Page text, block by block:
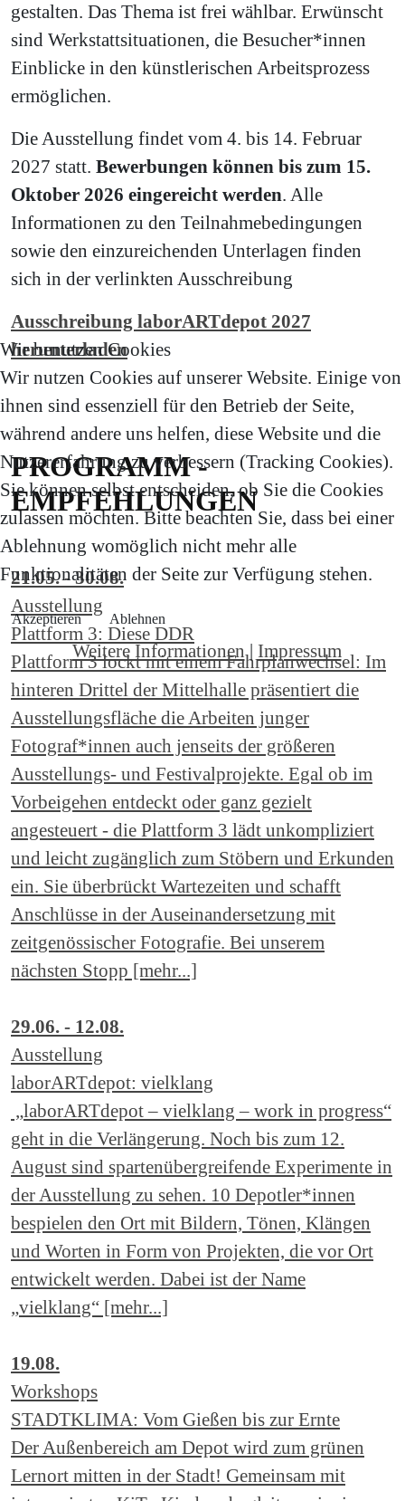
gestalten. Das Thema ist frei wählbar. Erwünscht
sind Werkstattsituationen, die Besucher*innen
Einblicke in den künstlerischen Arbeitsprozess
ermöglichen.
Die Ausstellung findet vom 4. bis 14. Februar
2027 statt. Bewerbungen können bis zum 15.
Oktober 2026 eingereicht werden. Alle
Informationen zu den Teilnahmebedingungen
sowie den einzureichenden Unterlagen finden
sich in der verlinkten Ausschreibung
Ausschreibung laborARTdepot 2027
herunterladen
PROGRAMM -
EMPFEHLUNGEN
21.05. - 30.08.
Ausstellung
Plattform 3: Diese DDR
Plattform 3 lockt mit einem Fahrplanwechsel: Im
hinteren Drittel der Mittelhalle präsentiert die
Ausstellungsfläche die Arbeiten junger
Fotograf*innen auch jenseits der größeren
Ausstellungs- und Festivalprojekte. Egal ob im
Vorbeigehen entdeckt oder ganz gezielt
angesteuert - die Plattform 3 lädt unkompliziert
und leicht zugänglich zum Stöbern und Erkunden
ein. Sie überbrückt Wartezeiten und schafft
Anschlüsse in der Auseinandersetzung mit
zeitgenössischer Fotografie. Bei unserem
nächsten Stopp [mehr...]
29.06. - 12.08.
Ausstellung
laborARTdepot: vielklang
„laborARTdepot – vielklang – work in progress“
geht in die Verlängerung. Noch bis zum 12.
August sind spartenübergreifende Experimente in
der Ausstellung zu sehen. 10 Depotler*innen
bespielen den Ort mit Bildern, Tönen, Klängen
und Worten in Form von Projekten, die vor Ort
entwickelt werden. Dabei ist der Name
„vielklang“ [mehr...]
19.08.
Workshops
STADTKLIMA: Vom Gießen bis zur Ernte
Der Außenbereich am Depot wird zum grünen
Lernort mitten in der Stadt! Gemeinsam mit
Wir benutzen Cookies
Wir nutzen Cookies auf unserer Website. Einige von
ihnen sind essenziell für den Betrieb der Seite,
während andere uns helfen, diese Website und die
Nutzererfahrung zu verbessern (Tracking Cookies).
Sie können selbst entscheiden, ob Sie die Cookies
zulassen möchten. Bitte beachten Sie, dass bei einer
Ablehnung womöglich nicht mehr alle
Funktionalitäten der Seite zur Verfügung stehen.
Akzeptieren Ablehnen
Weitere Informationen| Impressum